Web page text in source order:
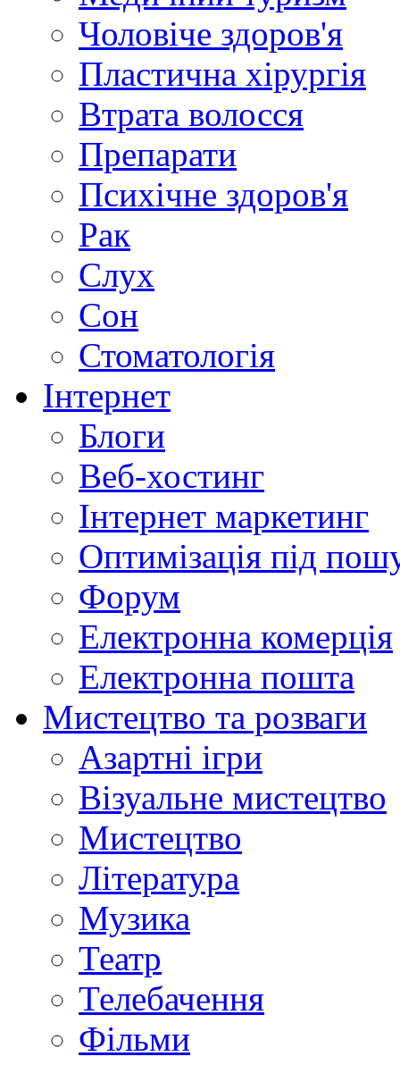
Чоловіче здоров'я
Пластична хірургія
Втрата волосся
Препарати
Психічне здоров'я
Рак
Слух
Сон
Стоматологія
Інтернет
Блоги
Веб-хостинг
Інтернет маркетинг
Оптимізація під
Форум
Електронна комерція
Електронна пошта
Мистецтво та розваги
Азартні ігри
Візуальне мистецтво
Мистецтво
Література
Музика
Театр
Телебачення
Фільми